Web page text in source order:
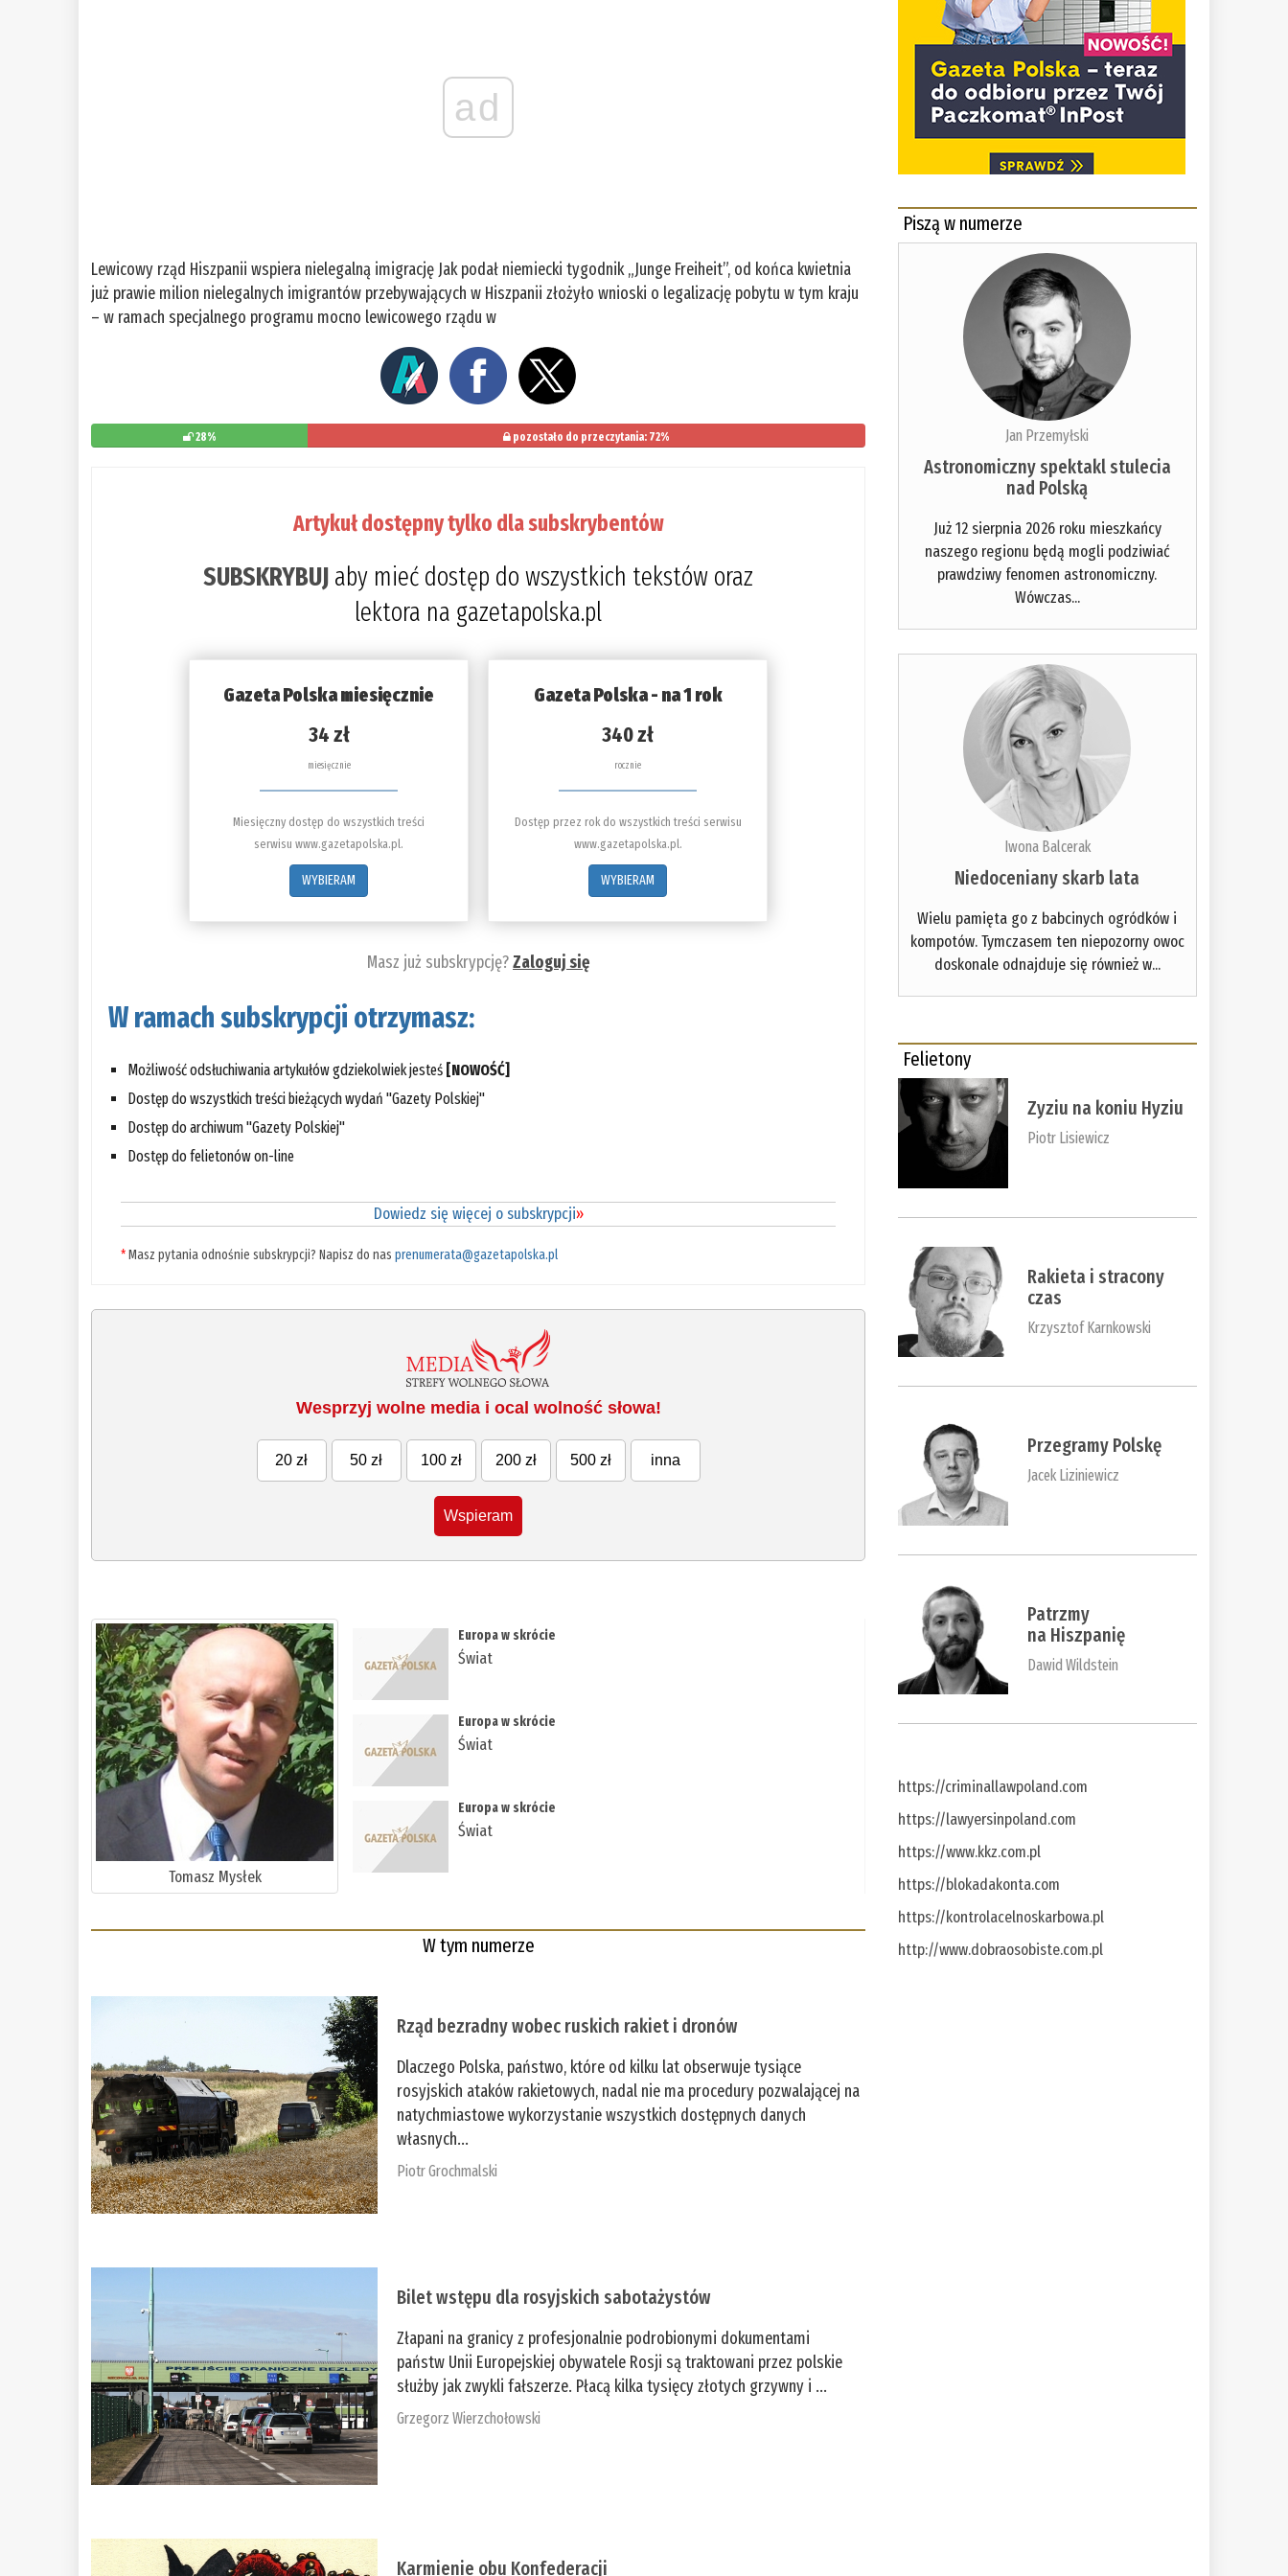
ad
Lewicowy rząd Hiszpanii wspiera nielegalną imigrację Jak podał niemiecki tygodnik „Junge Freiheit”, od końca kwietnia
już prawie milion nielegalnych imigrantów przebywających w Hiszpanii złożyło wnioski o legalizację pobytu w tym kraju
– w ramach specjalnego programu mocno lewicowego rządu w
28% pozostało do przeczytania: 72%
Artykuł dostępny tylko dla subskrybentów
SUBSKRYBUJ aby mieć dostęp do wszystkich tekstów oraz
lektora na gazetapolska.pl
Gazeta Polska miesięcznie
34 zł
miesięcznie
Miesięczny dostęp do wszystkich treści
serwisu www.gazetapolska.pl.
WYBIERAM
Gazeta Polska - na 1 rok
340 zł
rocznie
Dostęp przez rok do wszystkich treści serwisu
www.gazetapolska.pl.
WYBIERAM
Masz już subskrypcję?Zaloguj się
W ramach subskrypcji otrzymasz:
Możliwość odsłuchiwania artykułów gdziekolwiek jesteś [NOWOŚĆ]
Dostęp do wszystkich treści bieżących wydań "Gazety Polskiej"
Dostęp do archiwum "Gazety Polskiej"
Dostęp do felietonów on-line
Dowiedz się więcej o subskrypcji»
*Masz pytania odnośnie subskrypcji? Napisz do nasprenumerata@gazetapolska.pl
Wesprzyj wolne media i ocal wolność słowa!
20 zł 50 zł 100 zł 200 zł 500 zł inna
Wspieram
Tomasz Mysłek
Europa w skrócie
Świat
Europa w skrócie
Świat
Europa w skrócie
Świat
W tym numerze
Rząd bezradny wobec ruskich rakiet i dronów
Dlaczego Polska, państwo, które od kilku lat obserwuje tysiące
rosyjskich ataków rakietowych, nadal nie ma procedury pozwalającej na
natychmiastowe wykorzystanie wszystkich dostępnych danych
własnych...
Piotr Grochmalski
Bilet wstępu dla rosyjskich sabotażystów
Złapani na granicy z profesjonalnie podrobionymi dokumentami
państw Unii Europejskiej obywatele Rosji są traktowani przez polskie
służby jak zwykli fałszerze. Płacą kilka tysięcy złotych grzywny i ...
Grzegorz Wierzchołowski
Karmienie obu Konfederacji
Piszą w numerze
Jan Przemyłski
Astronomiczny spektakl stulecia
nad Polską
Już 12 sierpnia 2026 roku mieszkańcy
naszego regionu będą mogli podziwiać
prawdziwy fenomen astronomiczny.
Wówczas...
Iwona Balcerak
Niedoceniany skarb lata
Wielu pamięta go z babcinych ogródków i
kompotów. Tymczasem ten niepozorny owoc
doskonale odnajduje się również w...
Felietony
Zyziu na koniu Hyziu
Piotr Lisiewicz
Rakieta i stracony
czas
Krzysztof Karnkowski
Przegramy Polskę
Jacek Liziniewicz
Patrzmy
na Hiszpanię
Dawid Wildstein
https://criminallawpoland.com
https://lawyersinpoland.com
https://www.kkz.com.pl
https://blokadakonta.com
https://kontrolacelnoskarbowa.pl
http://www.dobraosobiste.com.pl